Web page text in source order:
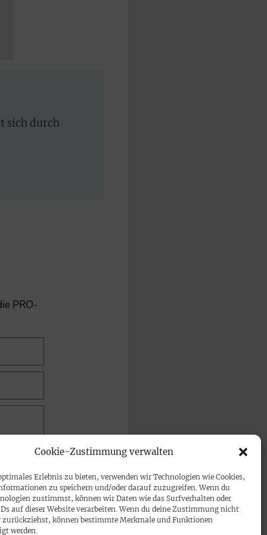
Cookie-Zustimmung verwalten
Erlebnis zu bieten, verwenden wir Technologien wie Cookies,
zu speichern und/oder darauf zuzugreifen. Wenn du
zustimmst, können wir Daten wie das Surfverhalten oder
auf dieser Website verarbeiten. Wenn du deine Zustimmung nicht
zurückziehst, können bestimmte Merkmale und Funktionen
werden.
sich durch
PRO-